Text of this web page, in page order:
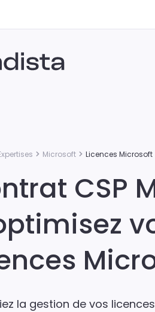
Microsoft Licences Microsoft
CSP
la gestion de vos